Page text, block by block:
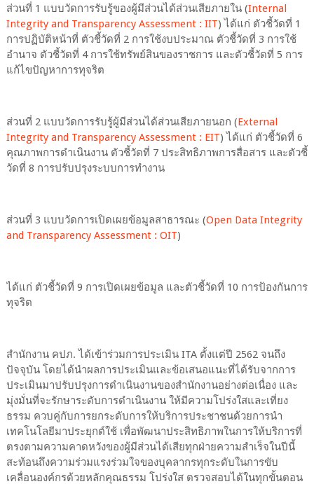
ส่วนที่ 1 แบบวัดการรับรู้ของผู้มีส่วนได้ส่วนเสียภายใน (Internal
Integrity and Transparency Assessment : IIT) ได้แก่ ตัวชี้วัดที่ 1
การปฏิบัติหน้าที่ ตัวชี้วัดที่ 2 การใช้งบประมาณ ตัวชี้วัดที่ 3 การใช้
อำนาจ ตัวชี้วัดที่ 4 การใช้ทรัพย์สินของราชการ และตัวชี้วัดที่ 5 การ
แก้ไขปัญหาการทุจริต
ส่วนที่ 2 แบบวัดการรับรู้ผู้มีส่วนได้ส่วนเสียภายนอก (External
Integrity and Transparency Assessment : EIT) ได้แก่ ตัวชี้วัดที่ 6
คุณภาพการดำเนินงาน ตัวชี้วัดที่ 7 ประสิทธิภาพการสื่อสาร และตัวชี้
วัดที่ 8 การปรับปรุงระบบการทำงาน
ส่วนที่ 3 แบบวัดการเปิดเผยข้อมูลสาธารณะ (Open Data Integrity
and Transparency Assessment : OIT)
ได้แก่ ตัวชี้วัดที่ 9 การเปิดเผยข้อมูล และตัวชี้วัดที่ 10 การป้องกันการ
ทุจริต
สำนักงาน คปภ. ได้เข้าร่วมการประเมิน ITA ตั้งแต่ปี 2562 จนถึง
ปัจจุบัน โดยได้นำผลการประเมินและข้อเสนอแนะที่ได้รับจากการ
ประเมินมาปรับปรุงการดำเนินงานของสำนักงานอย่างต่อเนื่อง และ
มุ่งมั่นที่จะรักษาระดับการดำเนินงาน ให้มีความโปร่งใสและเที่ยง
ธรรม ควบคู่กับการยกระดับการให้บริการประชาชนด้วยการนำ
เทคโนโลยีมาประยุกต์ใช้ เพื่อพัฒนาประสิทธิภาพในการให้บริการที่
ตรงตามความคาดหวังของผู้มีส่วนได้เสียทุกฝ่ายความสำเร็จในปีนี้
สะท้อนถึงความร่วมแรงร่วมใจของบุคลากรทุกระดับในการขับ
เคลื่อนองค์กรด้วยหลักคุณธรรม โปร่งใส ตรวจสอบได้ในทุกขั้นตอน